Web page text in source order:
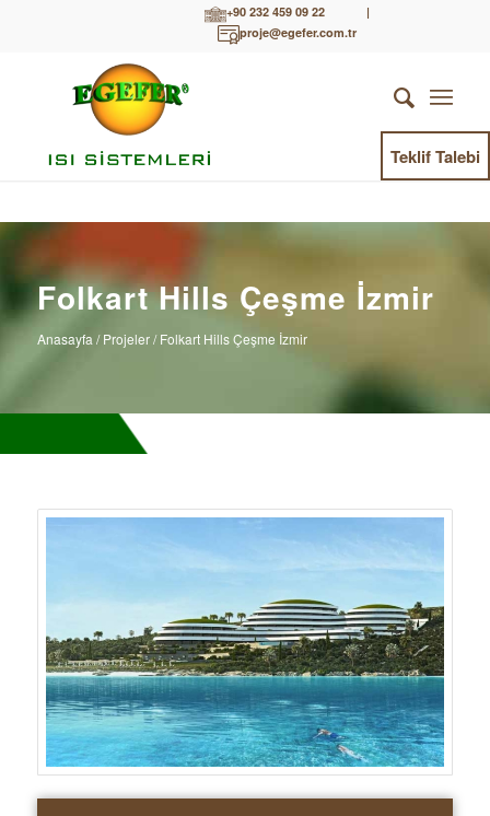
+90 232 459 09 22
|
proje@egefer.com.tr
Teklif Talebi
Folkart Hills Çeşme İzmir
Anasayfa / Projeler / Folkart Hills Çeşme İzmir